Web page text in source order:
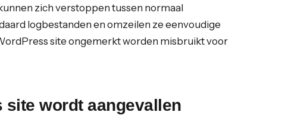
zich verstoppen tussen normaal
logbestanden en omzeilen ze eenvoudige
site ongemerkt worden misbruikt voor
site wordt aangevallen